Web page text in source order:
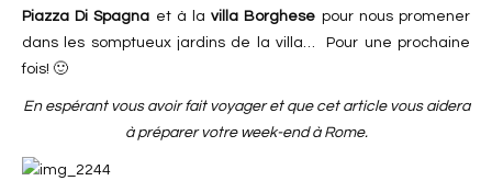
Piazza Di Spagna et à lavilla Borghese pour nous promener
dans les somptueux jardins de la villa… Pour une prochaine
fois! 🙂
En espérant vous avoir fait voyager et que cet article vous aidera
à préparer votre week-end à Rome.